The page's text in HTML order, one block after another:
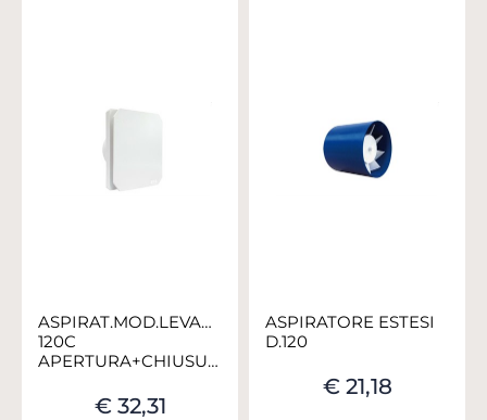
ASPIRAT.MOD.LEVANTE
120C
APERTURA+CHIUSURA
€ 32,31
ASPIRATORE ESTESI
D.120
€ 21,18